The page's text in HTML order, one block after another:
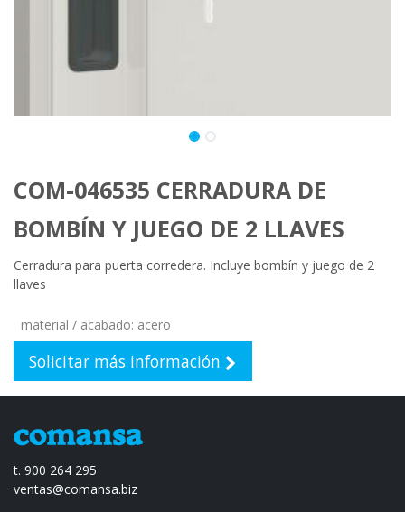
COM-046535 CERRADURA DE
BOMBÍN Y JUEGO DE 2 LLAVES
Cerradura para puerta corredera. Incluye bombín y juego de 2
llaves
material / acabado: acero
Solicitar más información
t. 900 264 295
ventas@comansa.biz